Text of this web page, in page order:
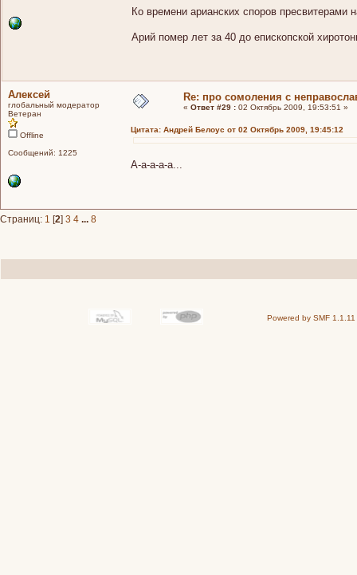
Ко времени арианских споров пресвитерами
Арий помер лет за 40 до епископской
Алексей
глобальный модератор
Ветеран
Offline
Сообщений: 1225
Re: про сомоления с
« Ответ #29 : 02 Октябрь 2009, 19:53:51 »
Цитата: Андрей Белоус от 02 Октябрь 2009, 19:45:12
А-а-а-а-а...
Страниц: 1 [2] 3 4 ... 8
Powered by SMF 1.1.11